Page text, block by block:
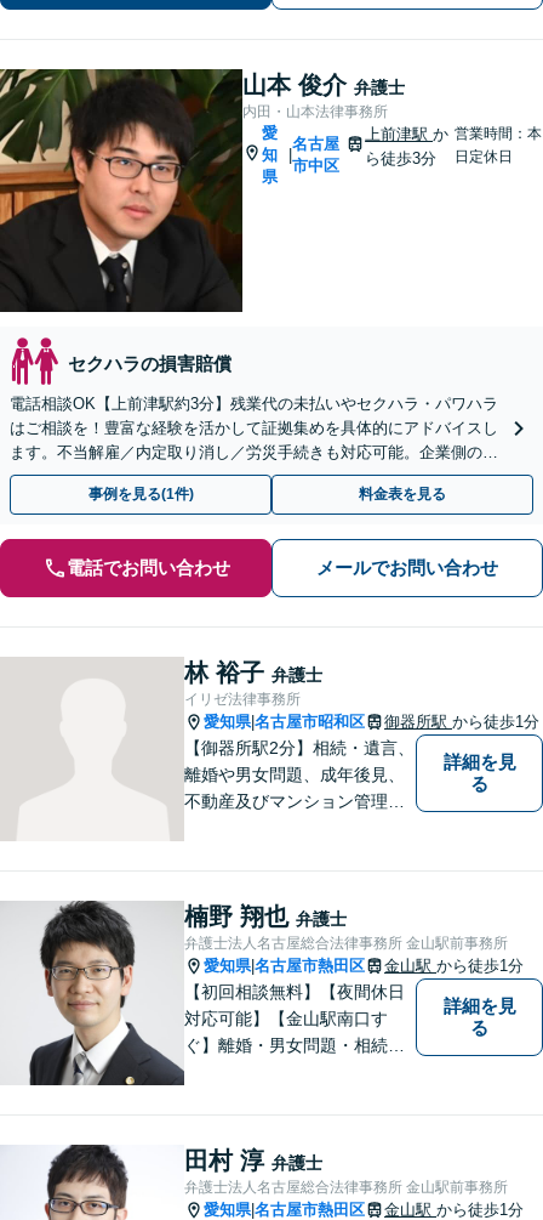
え、解決までサポートさせていただき
ます。
山本 俊介 弁護士
内田・山本法律事務所
愛
知
県
|
名古屋
市中区
上前津駅か
ら徒歩3分
営業時間：本
日定休日
セクハラの損害賠償
電話相談OK【上前津駅約3分】残業代の未払いやセクハラ・パワハラ
はご相談を！豊富な経験を活かして証拠集めを具体的にアドバイスし
ます。不当解雇／内定取り消し／労災手続きも対応可能。企業側のご
相談も対応可【初回相談無料】
事例を見る(1件) 料金表を見る
電話でお問い合わせ メールでお問い合わせ
林 裕子 弁護士
イリゼ法律事務所
愛知県|名古屋市昭和区 御器所駅 から徒歩1分
【御器所駅2分】相続・遺言、
離婚や男女問題、成年後見、
不動産及びマンション管理な
い、丁寧な説明と迅速な対応
を心がけております。【完全
個室】【法テラス利用可】
詳細を見
る
楠野 翔也 弁護士
弁護士法人名古屋総合法律事務所 金山駅前事務所
愛知県|名古屋市熱田区 金山駅 から徒歩1分
【初回相談無料】【夜間休日
対応可能】【金山駅南口す
ぐ】離婚・男女問題・相続・
詳細を見
る
田村 淳 弁護士
弁護士法人名古屋総合法律事務所 金山駅前事務所
愛知県|名古屋市熱田区 金山駅 から徒歩1分